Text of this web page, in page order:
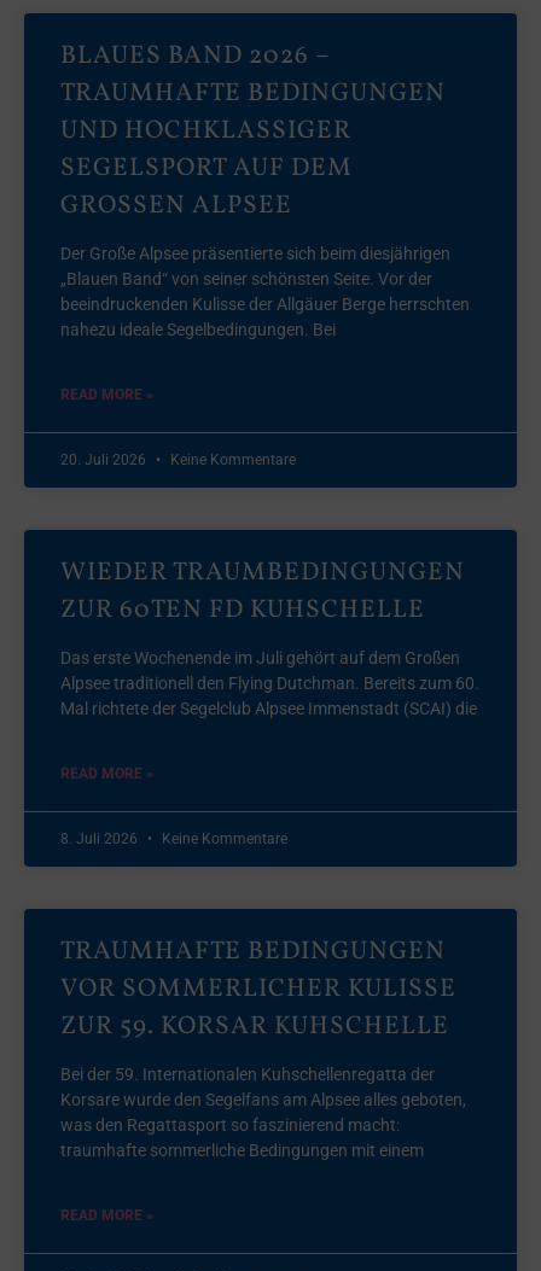
BLAUES BAND 2026 –
TRAUMHAFTE BEDINGUNGEN
UND HOCHKLASSIGER
SEGELSPORT AUF DEM
GROSSEN ALPSEE
Der Große Alpsee präsentierte sich beim diesjährigen
„Blauen Band“ von seiner schönsten Seite. Vor der
beeindruckenden Kulisse der Allgäuer Berge herrschten
nahezu ideale Segelbedingungen. Bei
READ MORE »
20. Juli 2026 Keine Kommentare
WIEDER TRAUMBEDINGUNGEN
ZUR 60TEN FD KUHSCHELLE
Das erste Wochenende im Juli gehört auf dem Großen
Alpsee traditionell den Flying Dutchman. Bereits zum 60.
Mal richtete der Segelclub Alpsee Immenstadt (SCAI) die
READ MORE »
8. Juli 2026 Keine Kommentare
TRAUMHAFTE BEDINGUNGEN
VOR SOMMERLICHER KULISSE
ZUR 59. KORSAR KUHSCHELLE
Bei der 59. Internationalen Kuhschellenregatta der
Korsare wurde den Segelfans am Alpsee alles geboten,
was den Regattasport so faszinierend macht:
traumhafte sommerliche Bedingungen mit einem
READ MORE »